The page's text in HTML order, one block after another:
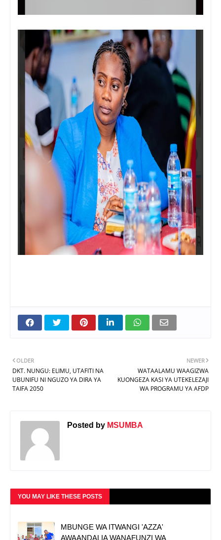
NEWER
WATAALAMU WAAGIZWA
KUONGEZA KASI YA UTEKELEZAJI
WA PROGRAMU YA AFDP
OLDER
DKT. NUNGU: ELIMU, UTAFITI NA
UBUNIFU NI NGUZO YA DIRA YA
TAIFA 2050
Posted by MSUMBA
YOU MAY LIKE THESE POSTS
MBUNGE WA ITWANGI 'AZZA'
AWAANDALIA WANAFUNZI WA